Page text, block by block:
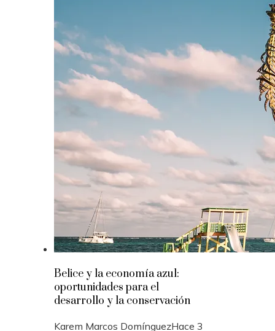
Belice y la economía azul:
oportunidades para el
desarrollo y la conservación
Karem Marcos DomínguezHace 3